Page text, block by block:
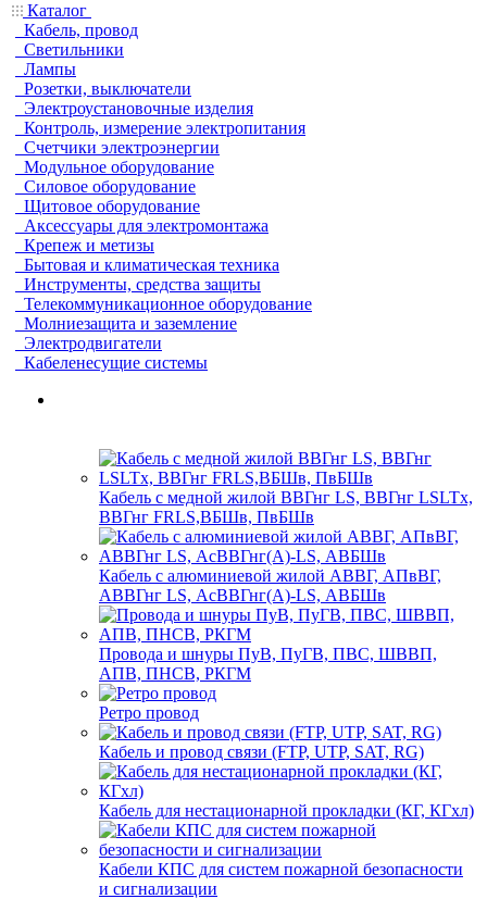
Каталог
Кабель, провод
Светильники
Лампы
Розетки, выключатели
Электроустановочные изделия
Контроль, измерение электропитания
Счетчики электроэнергии
Модульное оборудование
Силовое оборудование
Щитовое оборудование
Аксессуары для электромонтажа
Крепеж и метизы
Бытовая и климатическая техника
Инструменты, средства защиты
Телекоммуникационное оборудование
Молниезащита и заземление
Электродвигатели
Кабеленесущие системы
Кабель с медной жилой ВВГнг LS, ВВГнг LSLTx,
ВВГнг FRLS,ВБШв, ПвБШв
Кабель с алюминиевой жилой АВВГ, АПвВГ,
АВВГнг LS, АсВВГнг(А)-LS, АВБШв
Провода и шнуры ПуВ, ПуГВ, ПВС, ШВВП,
АПВ, ПНСВ, РКГМ
Ретро провод
Кабель и провод связи (FTP, UTP, SAT, RG)
Кабель для нестационарной прокладки (КГ, КГхл)
Кабели КПС для систем пожарной безопасности
и сигнализации